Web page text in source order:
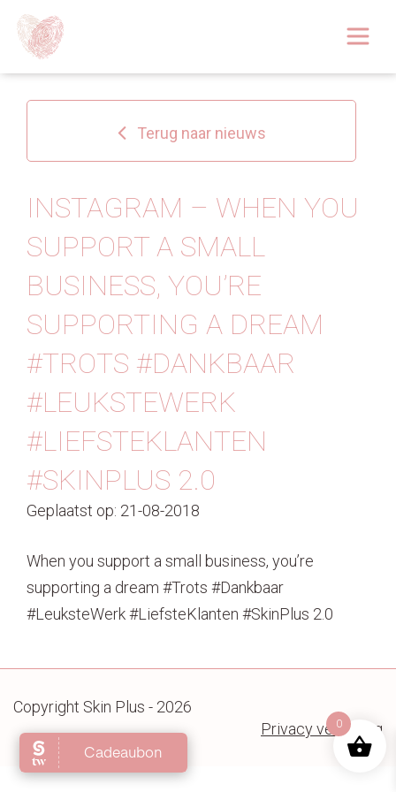
Over
Huidoplossingen
Behandelingen
Tarieven 2026
Blog
Webshop
Contact
Terug naar nieuws
INSTAGRAM – WHEN YOU
SUPPORT A SMALL
BUSINESS, YOU’RE
SUPPORTING A DREAM
#TROTS #DANKBAAR
#LEUKSTEWERK
#LIEFSTEKLANTEN
#SKINPLUS 2.0
Geplaatst op: 21-08-2018
When you support a small business, you’re
supporting a dream #Trots #Dankbaar
#LeuksteWerk #LiefsteKlanten #SkinPlus 2.0
Copyright Skin Plus - 2026
Privacy verklaring
0